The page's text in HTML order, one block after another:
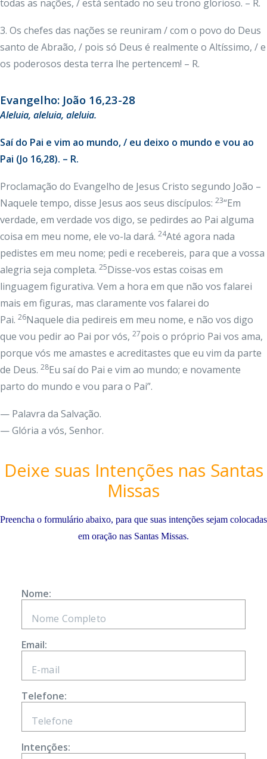
todas as nações, / está sentado no seu trono glorioso. – R.
3. Os chefes das nações se reuniram / com o povo do Deus
santo de Abraão, / pois só Deus é realmente o Altíssimo, / e
os poderosos desta terra lhe pertencem! – R.
Evangelho: João 16,23-28
Aleluia, aleluia, aleluia.
Saí do Pai e vim ao mundo, / eu deixo o mundo e vou ao
Pai (Jo 16,28). – R.
Proclamação do Evangelho de Jesus Cristo segundo João –
Naquele tempo, disse Jesus aos seus discípulos: 23“Em
verdade, em verdade vos digo, se pedirdes ao Pai alguma
coisa em meu nome, ele vo-la dará. 24Até agora nada
pedistes em meu nome; pedi e recebereis, para que a vossa
alegria seja completa. 25Disse-vos estas coisas em
linguagem figurativa. Vem a hora em que não vos falarei
mais em figuras, mas claramente vos falarei do
Pai. 26Naquele dia pedireis em meu nome, e não vos digo
que vou pedir ao Pai por vós, 27pois o próprio Pai vos ama,
porque vós me amastes e acreditastes que eu vim da parte
de Deus. 28Eu saí do Pai e vim ao mundo; e novamente
parto do mundo e vou para o Pai”.
— Palavra da Salvação.
— Glória a vós, Senhor.
Deixe suas Intenções nas Santas
Missas
Preencha o formulário abaixo, para que suas intenções sejam colocadas
em oração nas Santas Missas.
Nome:
Email:
Telefone:
Intenções: